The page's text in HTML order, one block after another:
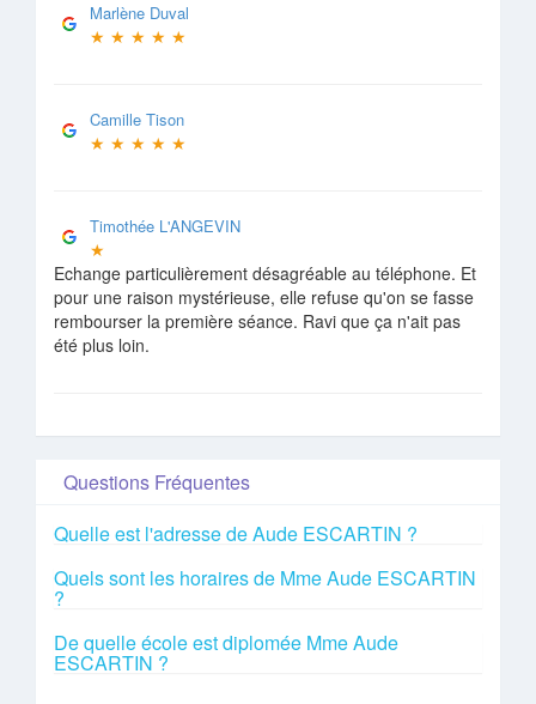
Marlène Duval
★ ★ ★ ★ ★
Camille Tison
★ ★ ★ ★ ★
Timothée L'ANGEVIN
★
Echange particulièrement désagréable au téléphone. Et
pour une raison mystérieuse, elle refuse qu'on se fasse
rembourser la première séance. Ravi que ça n'ait pas
été plus loin.
Questions Fréquentes
Quelle est l'adresse de Aude ESCARTIN ?
Quels sont les horaires de Mme Aude ESCARTIN
?
De quelle école est diplomée Mme Aude
ESCARTIN ?